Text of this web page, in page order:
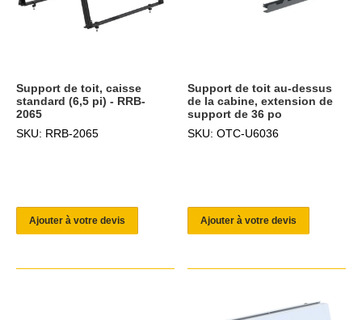
Support de toit, caisse
standard (6,5 pi) - RRB-
2065
SKU: RRB-2065
Ajouter à votre devis
Support de toit au-dessus
de la cabine, extension de
support de 36 po
SKU: OTC-U6036
Ajouter à votre devis